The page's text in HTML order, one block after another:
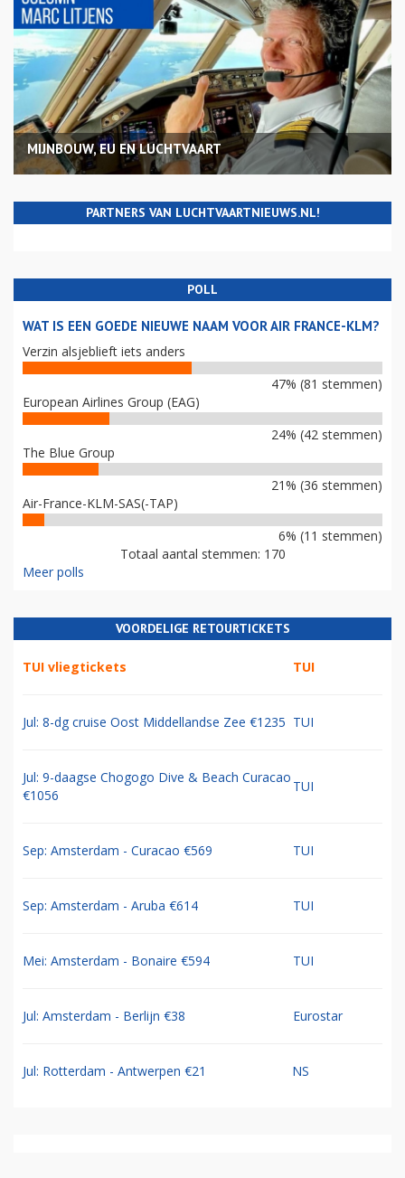
MIJNBOUW, EU EN LUCHTVAART
PARTNERS VAN LUCHTVAARTNIEUWS.NL!
POLL
WAT IS EEN GOEDE NIEUWE NAAM VOOR AIR FRANCE-KLM?
Verzin alsjeblieft iets anders
47% (81 stemmen)
European Airlines Group (EAG)
24% (42 stemmen)
The Blue Group
21% (36 stemmen)
Air-France-KLM-SAS(-TAP)
6% (11 stemmen)
Totaal aantal stemmen: 170
Meer polls
VOORDELIGE RETOURTICKETS
TUI vliegtickets TUI
Jul: 8-dg cruise Oost Middellandse Zee €1235 TUI
Jul: 9-daagse Chogogo Dive & Beach Curacao
€1056
TUI
Sep: Amsterdam - Curacao €569 TUI
Sep: Amsterdam - Aruba €614 TUI
Mei: Amsterdam - Bonaire €594 TUI
Jul: Amsterdam - Berlijn €38 Eurostar
Jul: Rotterdam - Antwerpen €21 NS